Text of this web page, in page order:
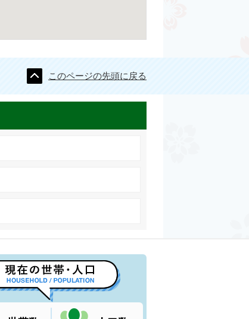
このページの先頭に戻る